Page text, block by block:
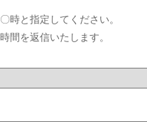
時と指定してください。
間を返信いたします。